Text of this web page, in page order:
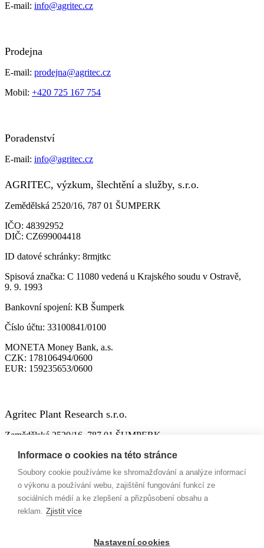
E-mail: info@agritec.cz
Prodejna
E-mail: prodejna@agritec.cz
Mobil: +420 725 167 754
Poradenství
E-mail: info@agritec.cz
AGRITEC, výzkum, šlechtění a služby, s.r.o.
Zemědělská 2520/16, 787 01 ŠUMPERK
IČO: 48392952
DIČ: CZ699004418
ID datové schránky: 8rmjtkc
Spisová značka: C 11080 vedená u Krajského soudu v Ostravě,
9. 9. 1993
Bankovní spojení: KB Šumperk
Číslo účtu: 33100841/0100
MONETA Money Bank, a.s.
CZK: 178106494/0600
EUR: 159235653/0600
Agritec Plant Research s.r.o.
Zemědělská 2520/16, 787 01 ŠUMPERK
IČO:26784246
ID datové schránky:n63jtkm
Spisová značka:
C 26228 vedená u Krajského soudu v Ostravě,
9. 10. 2002
MONETA Money Bank, a.s.
Informace o cookies na této stránce
Soubory cookie používáme ke shromažďování a analýze informací
o výkonu a používání webu, zajištění fungování funkcí ze
sociálních médií a ke zlepšení a přizpůsobení obsahu a
reklam. Zjistit více
Nastavení cookies